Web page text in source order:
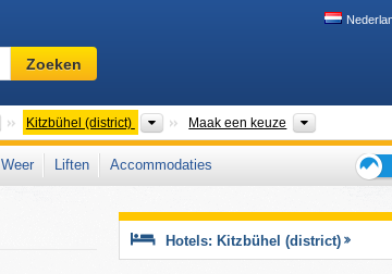
Skigebied,
regio,
…
Zoeken
Macroregio's
Kitzbühel (district) Districten
Maak een keuze
Weer Liften
Accommodaties
voor
Hotels: Kitzbühel (district)